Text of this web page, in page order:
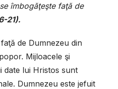
îmbogăţeşte faţă de
21).
de Dumnezeu din
Mijloacele şi
lui Hristos sunt
Dumnezeu este jefuit